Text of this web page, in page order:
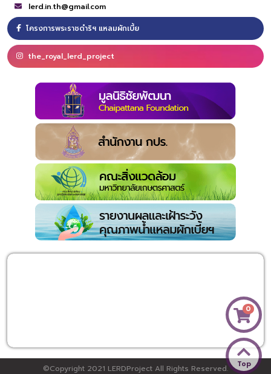
0
Top
lerd.in.th@gmail.com
โครงการพระราชดำริฯ แหลมผักเบี้ย
the_royal_lerd_project
©Copyright 2021 LERDProject All Rights Reserved.